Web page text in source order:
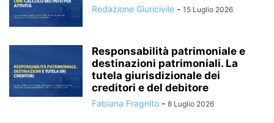
Redazione Giuricivile - 15 Luglio 2026
Responsabilità patrimoniale e
destinazioni patrimoniali. La
tutela giurisdizionale dei
creditori e del debitore
Fabiana Fragnito - 8 Luglio 2026